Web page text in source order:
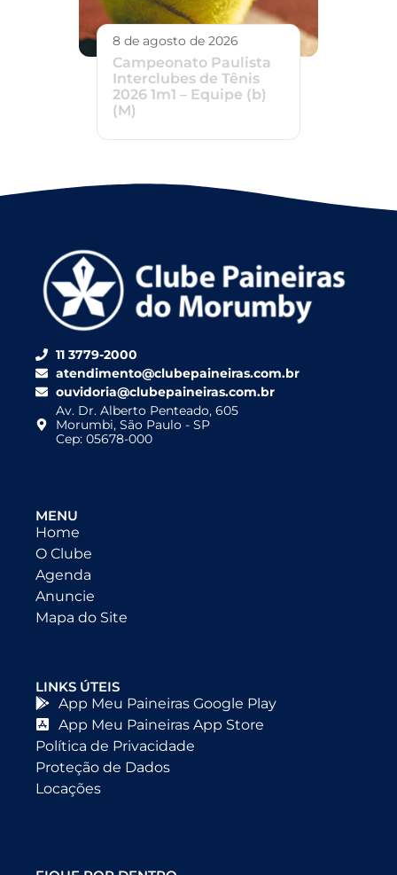
8 de agosto de 2026
Campeonato Paulista
Interclubes de Tênis
2026 1m1 – Equipe (b)
(M)
11 3779-2000
atendimento@clubepaineiras.com.br
ouvidoria@clubepaineiras.com.br
Av. Dr. Alberto Penteado, 605
Morumbi, São Paulo - SP
Cep: 05678-000
MENU
Home
O Clube
Agenda
Anuncie
Mapa do Site
LINKS ÚTEIS
App Meu Paineiras Google Play
App Meu Paineiras App Store
Política de Privacidade
Proteção de Dados
Locações